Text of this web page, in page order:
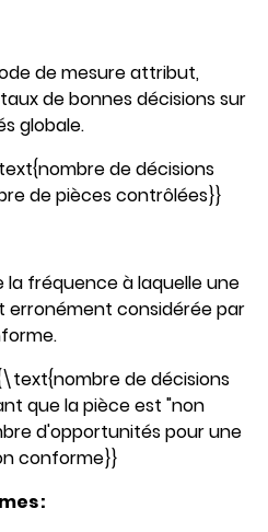
de mesure attribut,
de bonnes décisions sur
globale.
de décisions
de pièces contrôlées}}
la fréquence à laquelle une
erronément considérée par
de décisions
que la pièce est "non
d'opportunités pour une
conforme}}
: